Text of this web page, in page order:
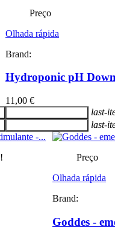
Preço
Olhada rápida
Brand:
Hydroponic pH
11,00 €
last-
last-
Preço
Olhada rápida
Brand:
Goddes -